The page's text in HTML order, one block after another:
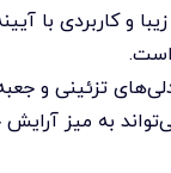
و کاربردی با
تزئینی و
به میز